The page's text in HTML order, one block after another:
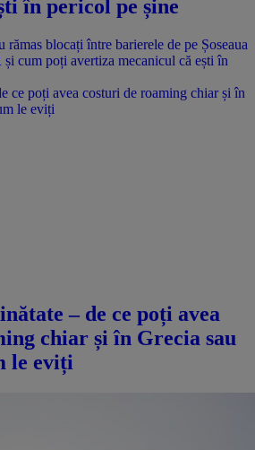
în pericol pe șine
ce poți avea costuri de roaming chiar și în
le eviți
– de ce poți avea
chiar și în Grecia sau
le eviți